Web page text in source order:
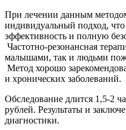
При лечении данным
индивидуальный подход,
эффективность и полную
Частотно-резонансная
малышами, так и людьми
Метод хорошо
и хронических заболеваний.
Обследование длится 1,5-2
рублей. Результаты и
диагностики.